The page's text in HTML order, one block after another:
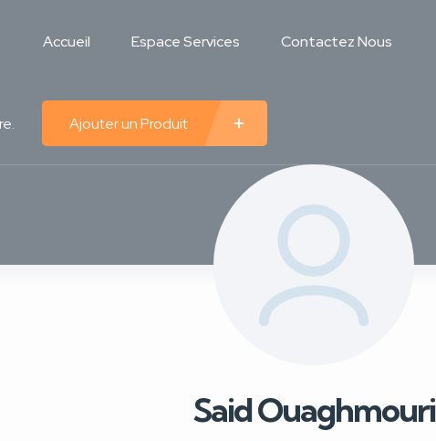
Accueil Espace Services Contactez Nous
Ajouter un Produit
Said Ouaghmouri